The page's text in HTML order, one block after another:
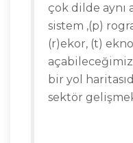
çok dilde aynı
sistem ,(p)
(r)ekor, (t)
açabileceğimiz
bir yol
sektör